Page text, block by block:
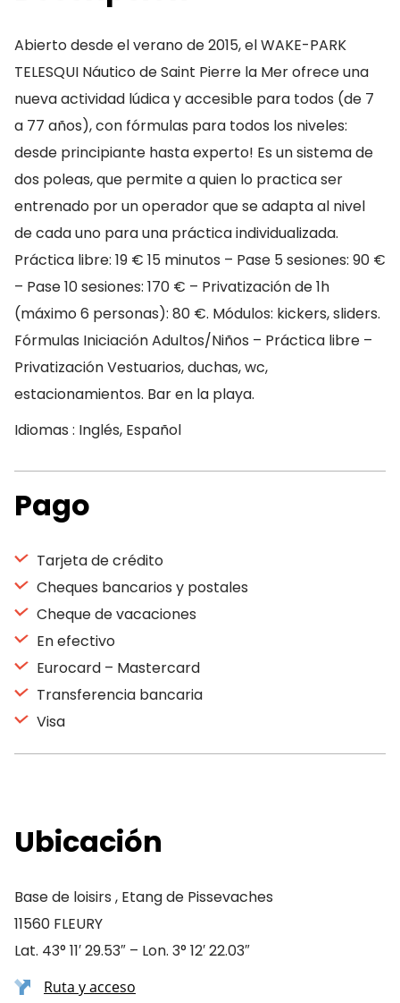
Abierto desde el verano de 2015, el WAKE-PARK
TELESQUI Náutico de Saint Pierre la Mer ofrece una
nueva actividad lúdica y accesible para todos (de 7
a 77 años), con fórmulas para todos los niveles:
desde principiante hasta experto! Es un sistema de
dos poleas, que permite a quien lo practica ser
entrenado por un operador que se adapta al nivel
de cada uno para una práctica individualizada.
Práctica libre: 19 € 15 minutos – Pase 5 sesiones: 90 €
– Pase 10 sesiones: 170 € – Privatización de 1h
(máximo 6 personas): 80 €. Módulos: kickers, sliders.
Fórmulas Iniciación Adultos/Niños – Práctica libre –
Privatización Vestuarios, duchas, wc,
estacionamientos. Bar en la playa.
Idiomas : Inglés, Español
Pago
Tarjeta de crédito
Cheques bancarios y postales
Cheque de vacaciones
En efectivo
Eurocard – Mastercard
Transferencia bancaria
Visa
Ubicación
Base de loisirs , Etang de Pissevaches
11560 FLEURY
Lat. 43° 11′ 29.53″ – Lon. 3° 12′ 22.03″
Ruta y acceso